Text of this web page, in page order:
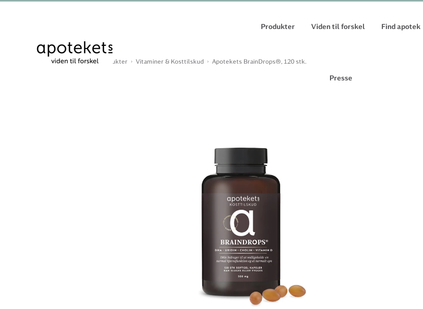
Produkter Viden til forskel Find apotek
Presse
Du er her: Forside Produkter Vitaminer & Kosttilskud Apotekets BrainDrops®, 120 stk.